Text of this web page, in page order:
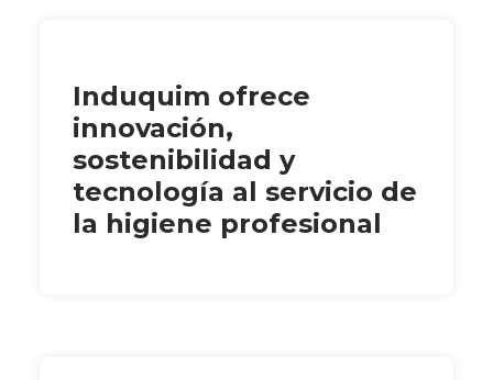
Induquim ofrece
innovación,
sostenibilidad y
tecnología al servicio de
la higiene profesional